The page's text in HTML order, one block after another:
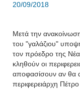
20/09/2018
Μετά την
του "γαλάζιου"
τον πρόεδρο της
κληθούν οι
αποφασίσουν αν θα
περιφερειάρχη